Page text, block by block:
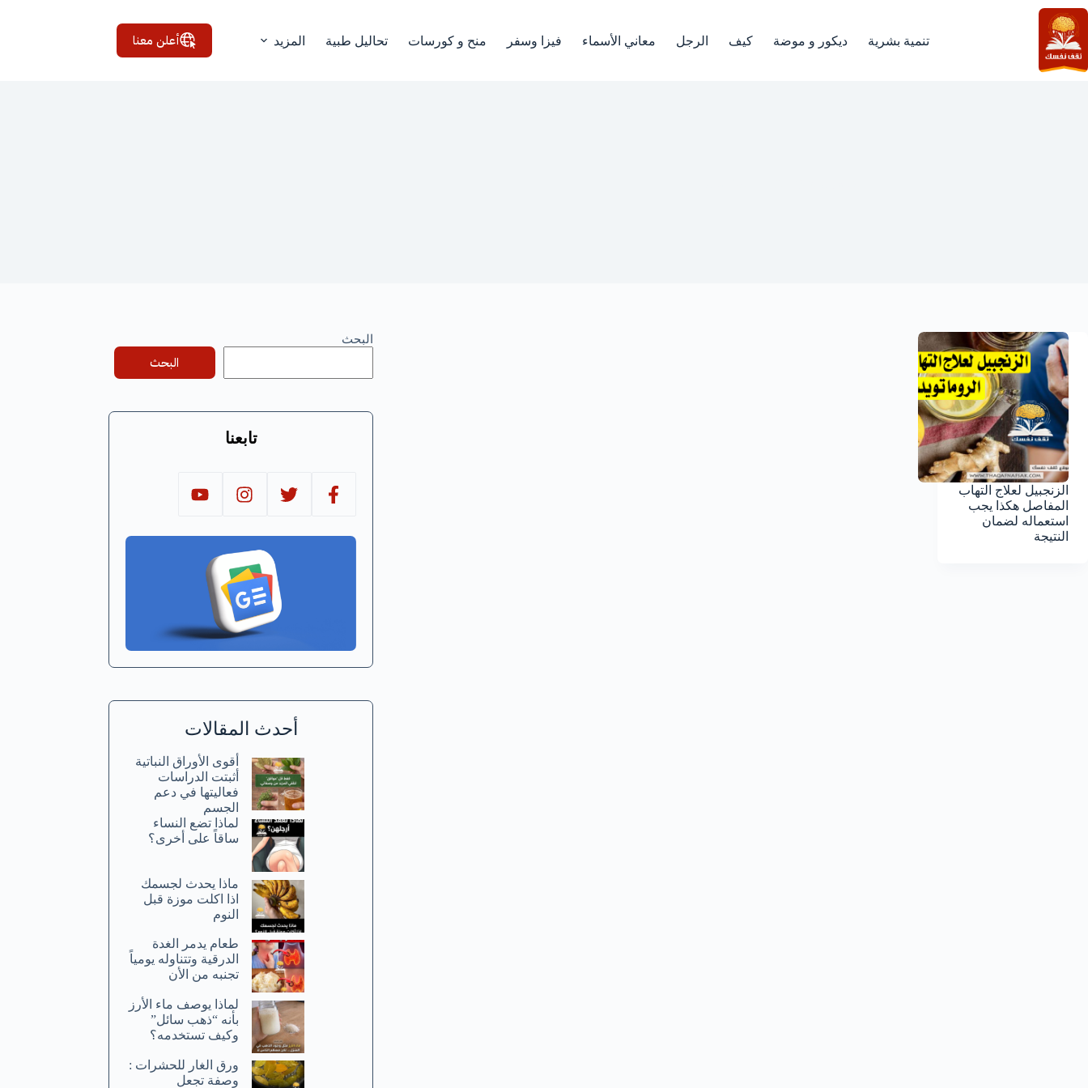
التجاوز
إلى
المحتوى
تنمية بشرية ديكور و موضة كيف الرجل معاني الأسماء فيزا وسفر منح و كورسات تحاليل طبية المزيد أعلن معنا
الزنجبيل لعلاج التهاب
المفاصل هكذا يجب
استعماله لضمان
النتيجة
البحث
البحث
تابعنا
أحدث المقالات
أقوى الأوراق النباتية
أثبتت الدراسات
فعاليتها في دعم
الجسم
لماذا تضع النساء
ساقاً على أخرى؟
ماذا يحدث لجسمك
اذا اكلت موزة قبل
النوم
طعام يدمر الغدة
الدرقية وتتناوله يومياً
تجنبه من الأن
لماذا يوصف ماء الأرز
بأنه “ذهب سائل”
وكيف تستخدمه؟
ورق الغار للحشرات :
وصفة تجعل